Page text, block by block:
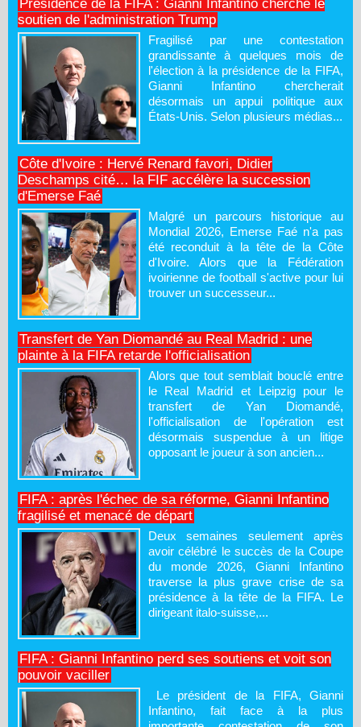
Présidence de la FIFA : Gianni Infantino cherche le
soutien de l'administration Trump
Fragilisé par une contestation
grandissante à quelques mois de
l'élection à la présidence de la FIFA,
Gianni Infantino chercherait
désormais un appui politique aux
États-Unis. Selon plusieurs médias...
Côte d'Ivoire : Hervé Renard favori, Didier
Deschamps cité… la FIF accélère la succession
d'Emerse Faé
Malgré un parcours historique au
Mondial 2026, Emerse Faé n'a pas
été reconduit à la tête de la Côte
d'Ivoire. Alors que la Fédération
ivoirienne de football s'active pour lui
trouver un successeur...
Transfert de Yan Diomandé au Real Madrid : une
plainte à la FIFA retarde l'officialisation
Alors que tout semblait bouclé entre
le Real Madrid et Leipzig pour le
transfert de Yan Diomandé,
l'officialisation de l'opération est
désormais suspendue à un litige
opposant le joueur à son ancien...
FIFA : après l'échec de sa réforme, Gianni Infantino
fragilisé et menacé de départ
Deux semaines seulement après
avoir célébré le succès de la Coupe
du monde 2026, Gianni Infantino
traverse la plus grave crise de sa
présidence à la tête de la FIFA. Le
dirigeant italo-suisse,...
FIFA : Gianni Infantino perd ses soutiens et voit son
pouvoir vaciller
Le président de la FIFA, Gianni
Infantino, fait face à la plus